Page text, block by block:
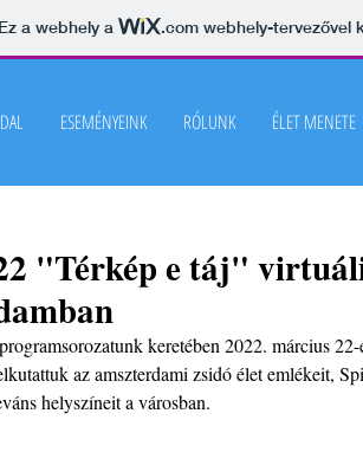
Ez a webhely a .comwebhely-tervezővel
ESEMÉNYEINK RÓLUNK ÉLET MENETE
"Térkép e táj"
keretében 2022. március
az amszterdami zsidó élet emlékeit,
helyszíneit a városban.